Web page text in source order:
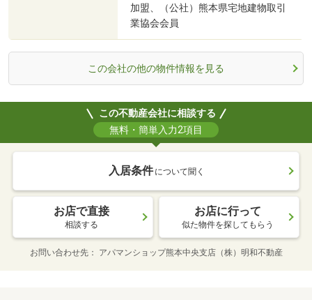
加盟、（公社）熊本県宅地建物取引
業協会会員
この会社の他の物件情報を見る
この不動産会社に相談する
無料・簡単入力2項目
入居条件 について聞く
お店で直接
相談する
お店に行って
似た物件を探してもらう
お問い合わせ先 アパマンショップ熊本中央支店（株）明和不動産